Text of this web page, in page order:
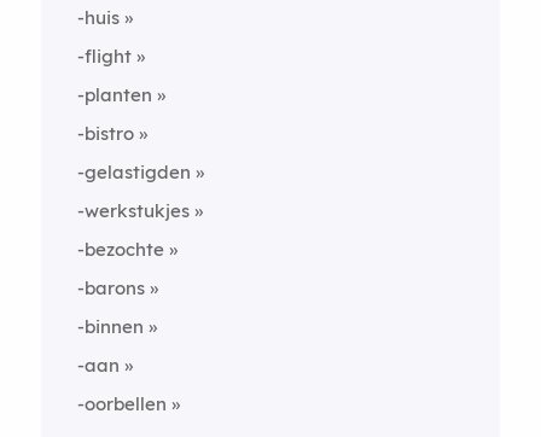
-huis
-flight
-planten
-bistro
-gelastigden
-werkstukjes
-bezochte
-barons
-binnen
-aan
-oorbellen